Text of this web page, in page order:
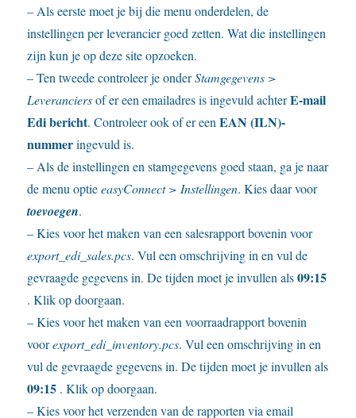
– Als eerste moet je bij die menu onderdelen, de
instellingen per leverancier goed zetten. Wat die instellingen
zijn kun je op deze site opzoeken.
– Ten tweede controleer je onderStamgegevens >
Leveranciersof er een emailadres is ingevuld achterE-mail
Edi bericht. Controleer ook of er eenEAN (ILN)-
nummeringevuld is.
– Als de instellingen en stamgegevens goed staan, ga je naar
de menu optieeasyConnect > Instellingen. Kies daar voor
toevoegen.
– Kies voor het maken van een salesrapport bovenin voor
export_edi_sales.pcs. Vul een omschrijving in en vul de
gevraagde gegevens in. De tijden moet je invullen als09:15
. Klik op doorgaan.
– Kies voor het maken van een voorraadrapport bovenin
voorexport_edi_inventory.pcs. Vul een omschrijving in en
vul de gevraagde gegevens in. De tijden moet je invullen als
09:15 . Klik op doorgaan.
– Kies voor het verzenden van de rapporten via email